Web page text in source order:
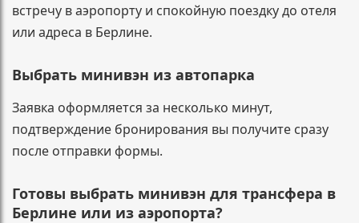
встречу в аэропорту и спокойную поездку до отеля
или адреса в Берлине.
Выбрать минивэн из автопарка
Заявка оформляется за несколько минут,
подтверждение бронирования вы получите сразу
после отправки формы.
Готовы выбрать минивэн для трансфера в
Берлине или из аэропорта?